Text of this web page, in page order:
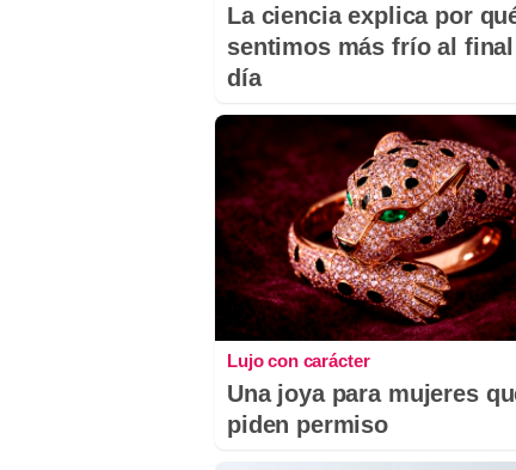
La ciencia explica por
sentimos más frío al final
día
Lujo con carácter
Una joya para mujeres
piden permiso